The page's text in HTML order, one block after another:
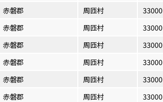
赤磐郡 周匝村 33000
赤磐郡 周匝村 33000
赤磐郡 周匝村 33000
赤磐郡 周匝村 33000
赤磐郡 周匝村 33000
赤磐郡 周匝村 33000